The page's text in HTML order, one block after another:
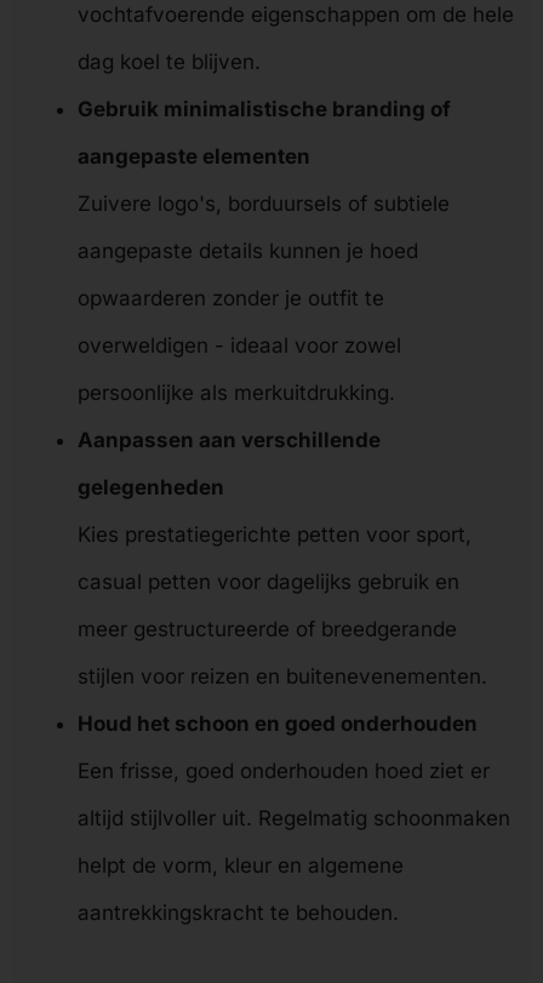
vochtafvoerende eigenschappen om de hele
dag koel te blijven.
Gebruik minimalistische branding of
aangepaste elementen
Zuivere logo's, borduursels of subtiele
aangepaste details kunnen je hoed
opwaarderen zonder je outfit te
overweldigen - ideaal voor zowel
persoonlijke als merkuitdrukking.
Aanpassen aan verschillende
gelegenheden
Kies prestatiegerichte petten voor sport,
casual petten voor dagelijks gebruik en
meer gestructureerde of breedgerande
stijlen voor reizen en buitenevenementen.
Houd het schoon en goed onderhouden
Een frisse, goed onderhouden hoed ziet er
altijd stijlvoller uit. Regelmatig schoonmaken
helpt de vorm, kleur en algemene
aantrekkingskracht te behouden.